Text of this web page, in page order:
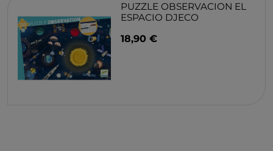
PUZZLE OBSERVACION EL
ESPACIO DJECO
18,90 €